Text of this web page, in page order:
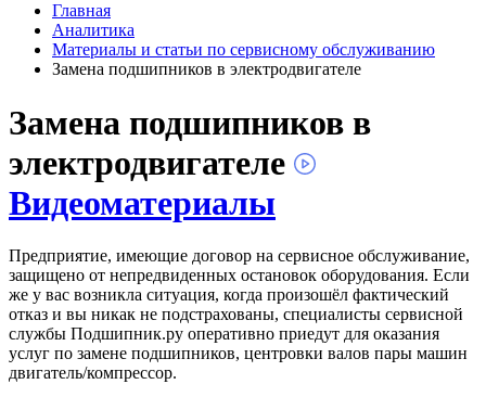
Главная
Аналитика
Материалы и статьи по сервисному обслуживанию
Замена подшипников в электродвигателе
Замена подшипников в
электродвигателе
Видеоматериалы
Предприятие, имеющие договор на сервисное обслуживание,
защищено от непредвиденных остановок оборудования. Если
же у вас возникла ситуация, когда произошёл фактический
отказ и вы никак не подстрахованы, специалисты сервисной
службы Подшипник.ру оперативно приедут для оказания
услуг по замене подшипников, центровки валов пары машин
двигатель/компрессор.